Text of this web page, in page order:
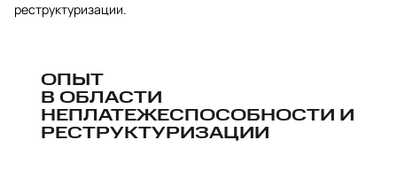
реструктуризации.
ОПЫТ
В ОБЛАСТИ
НЕПЛАТЕЖЕСПОСОБНОСТИ И
РЕСТРУКТУРИЗАЦИИ